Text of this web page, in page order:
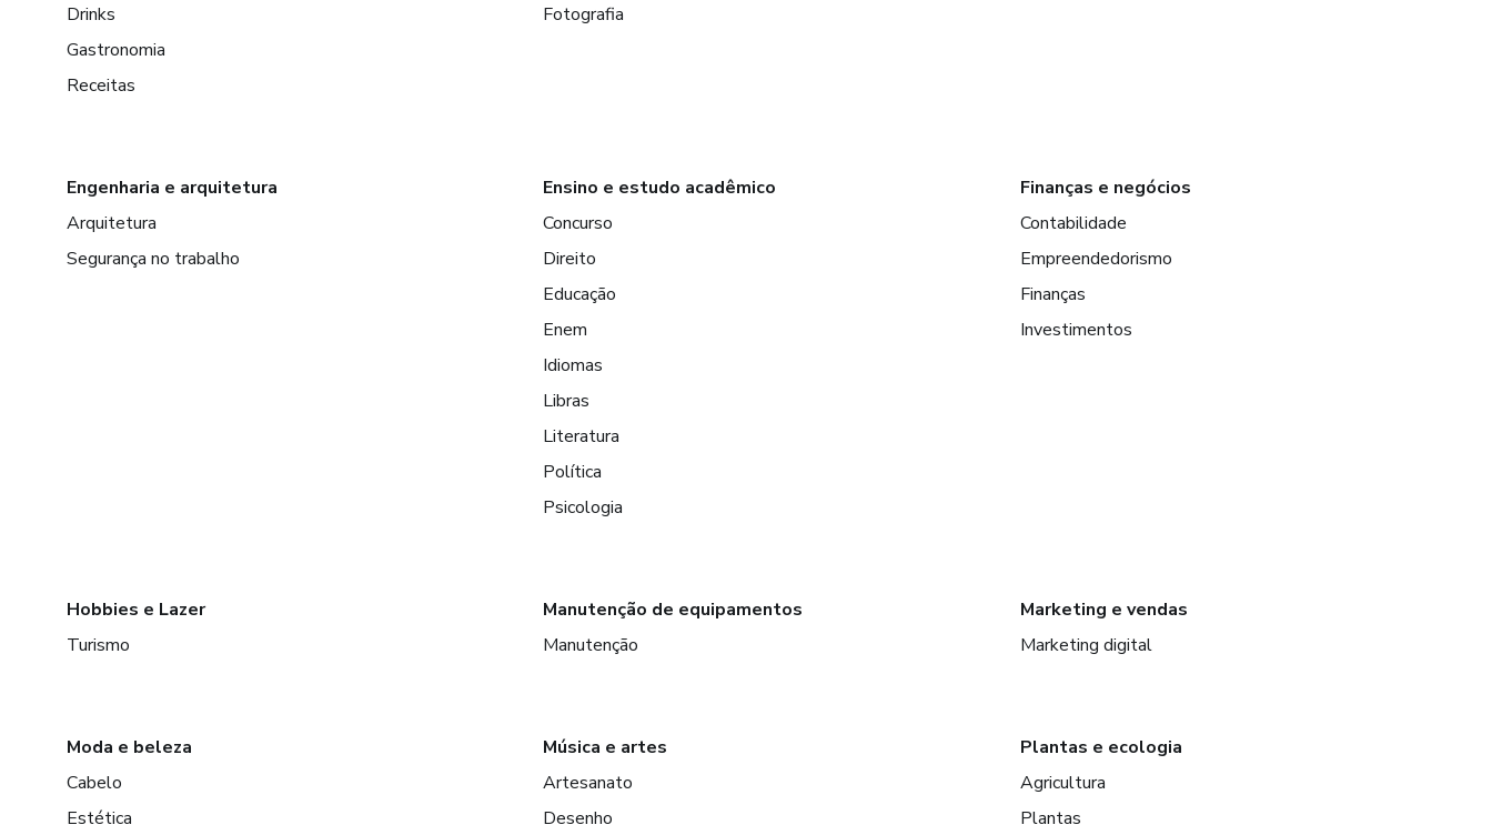
Drinks
Gastronomia
Receitas
Fotografia
Engenharia e arquitetura
Arquitetura
Segurança no trabalho
Ensino e estudo acadêmico
Concurso
Direito
Educação
Enem
Idiomas
Libras
Literatura
Política
Psicologia
Finanças e negócios
Contabilidade
Empreendedorismo
Finanças
Investimentos
Hobbies e Lazer
Turismo
Manutenção de equipamentos
Manutenção
Marketing e vendas
Marketing digital
Moda e beleza
Cabelo
Estética
Música e artes
Artesanato
Desenho
Plantas e ecologia
Agricultura
Plantas